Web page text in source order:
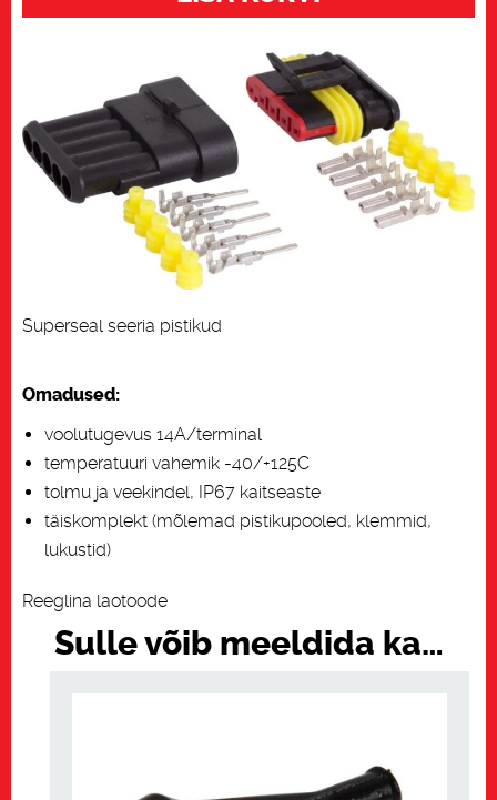
Superseal seeria pistikud
Omadused:
voolutugevus 14A/terminal
temperatuuri vahemik -40/+125C
tolmu ja veekindel, IP67 kaitseaste
täiskomplekt (mõlemad pistikupooled, klemmid,
lukustid)
Reeglina laotoode
Sulle võib meeldida ka…